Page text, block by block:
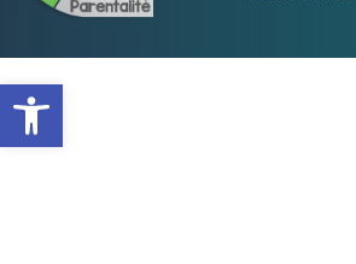
Ouvrir la barre d’outils